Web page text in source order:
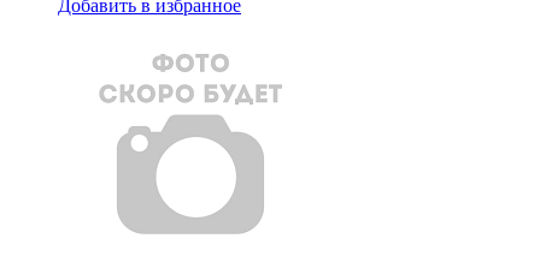
Добавить в избранное